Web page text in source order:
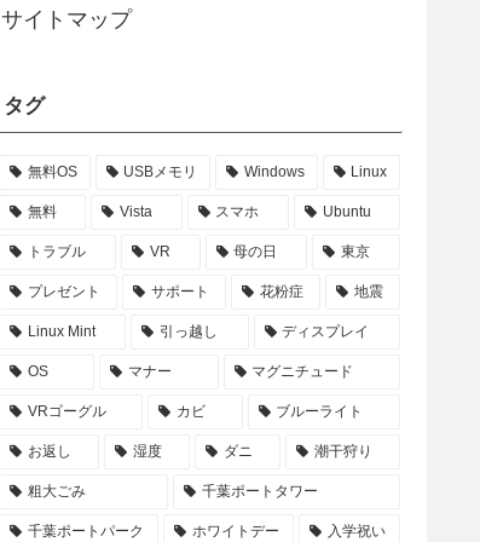
サイトマップ
タグ
無料OS USBメモリ Windows Linux
無料 Vista スマホ Ubuntu
トラブル VR 母の日 東京
プレゼント サポート 花粉症 地震
Linux Mint 引っ越し ディスプレイ
OS マナー マグニチュード
VRゴーグル カビ ブルーライト
お返し 湿度 ダニ 潮干狩り
粗大ごみ 千葉ポートタワー
千葉ポートパーク ホワイトデー 入学祝い